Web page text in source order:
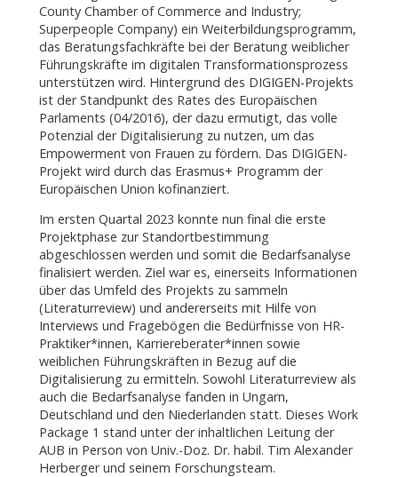
County Chamber of Commerce and Industry;
Superpeople Company) ein Weiterbildungsprogramm,
das Beratungsfachkräfte bei der Beratung weiblicher
Führungskräfte im digitalen Transformationsprozess
unterstützen wird. Hintergrund des DIGIGEN-Projekts
ist der Standpunkt des Rates des Europäischen
Parlaments (04/2016), der dazu ermutigt, das volle
Potenzial der Digitalisierung zu nutzen, um das
Empowerment von Frauen zu fördern. Das DIGIGEN-
Projekt wird durch das Erasmus+ Programm der
Europäischen Union kofinanziert.
Im ersten Quartal 2023 konnte nun final die erste
Projektphase zur Standortbestimmung
abgeschlossen werden und somit die Bedarfsanalyse
finalisiert werden. Ziel war es, einerseits Informationen
über das Umfeld des Projekts zu sammeln
(Literaturreview) und andererseits mit Hilfe von
Interviews und Fragebögen die Bedürfnisse von HR-
Praktiker*innen, Karriereberater*innen sowie
weiblichen Führungskräften in Bezug auf die
Digitalisierung zu ermitteln. Sowohl Literaturreview als
auch die Bedarfsanalyse fanden in Ungarn,
Deutschland und den Niederlanden statt. Dieses Work
Package 1 stand unter der inhaltlichen Leitung der
AUB in Person von Univ.-Doz. Dr. habil. Tim Alexander
Herberger und seinem Forschungsteam.